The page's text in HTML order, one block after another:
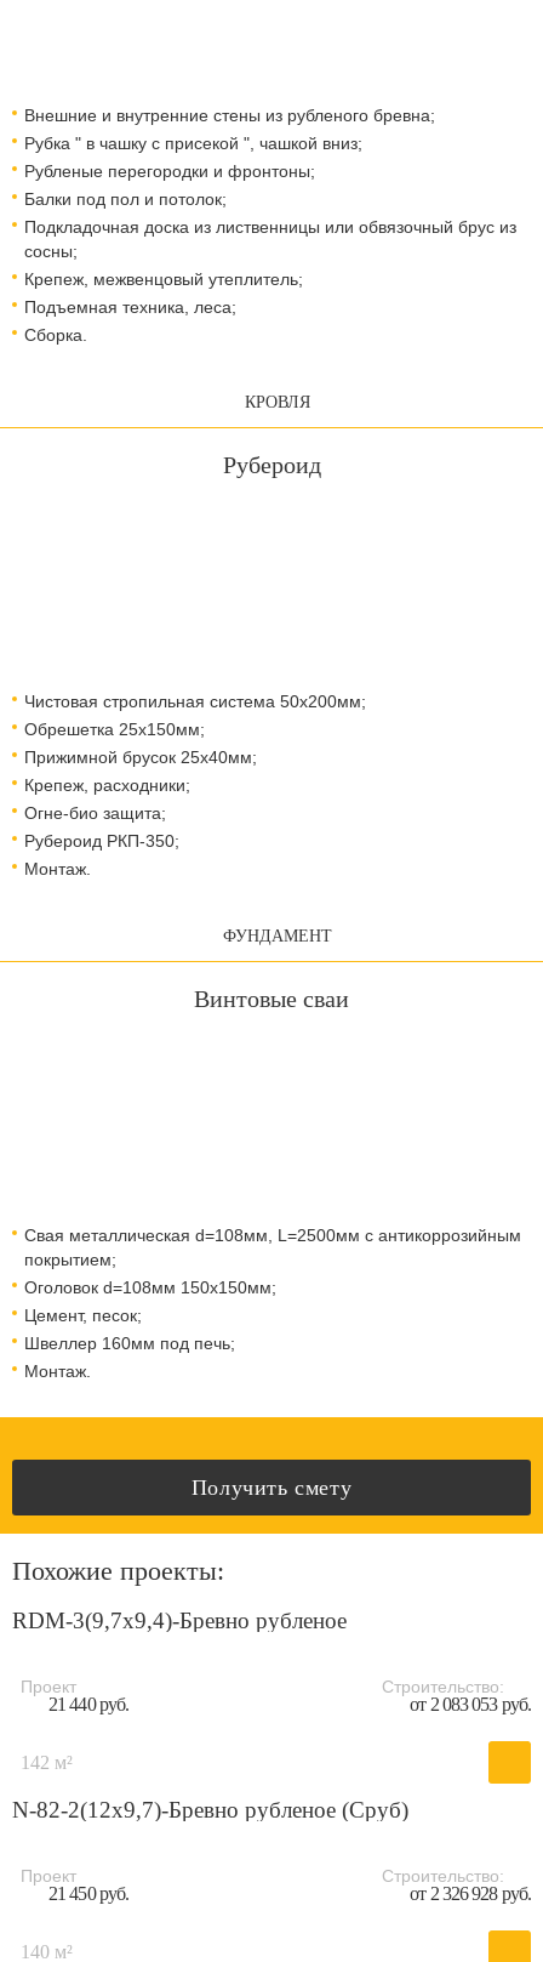
Внешние и внутренние стены из рубленого бревна;
Рубка " в чашку с присекой ", чашкой вниз;
Рубленые перегородки и фронтоны;
Балки под пол и потолок;
Подкладочная доска из лиственницы или обвязочный брус из
сосны;
Крепеж, межвенцовый утеплитель;
Подъемная техника, леса;
Сборка.
КРОВЛЯ
Рубероид
Чистовая стропильная система 50х200мм;
Обрешетка 25х150мм;
Прижимной брусок 25х40мм;
Крепеж, расходники;
Огне-био защита;
Рубероид РКП-350;
Монтаж.
ФУНДАМЕНТ
Винтовые сваи
Свая металлическая d=108мм, L=2500мм с антикоррозийным
покрытием;
Оголовок d=108мм 150x150мм;
Цемент, песок;
Швеллер 160мм под печь;
Монтаж.
Получить смету
Похожие проекты:
RDM-3(9,7x9,4)-Бревно рубленое
Проект
21 440 руб.
Строительство:
от 2 083 053 руб.
142 м²
N-82-2(12х9,7)-Бревно рубленое (Сруб)
Проект
21 450 руб.
Строительство:
от 2 326 928 руб.
140 м²